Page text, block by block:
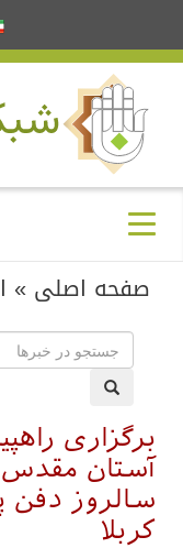
صفحه اصلی »
برگزاری
آستان
سالروز دفن
کربلا